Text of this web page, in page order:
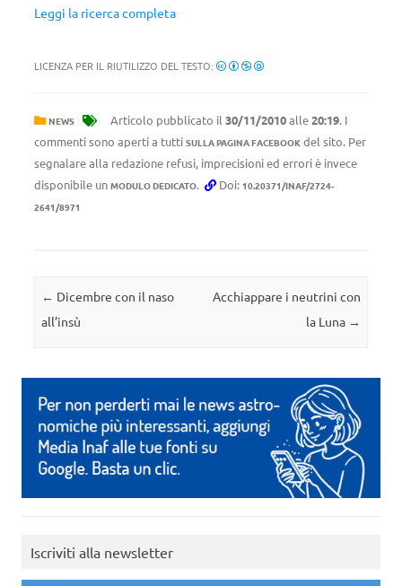
Leggi la ricerca completa
LICENZA PER IL RIUTILIZZO DEL TESTO:
NEWS Articolo pubblicato il 30/11/2010alle20:19. I
commenti sono aperti a tutti SULLA PAGINA FACEBOOK del sito. Per
segnalare alla redazione refusi, imprecisioni ed errori è invece
disponibile un MODULO DEDICATO. Doi: 10.20371/INAF/2724-
2641/8971
Navigazione articolo
← Dicembre con il naso
all’insù
Acchiappare i neutrini con
la Luna →
Iscriviti alla newsletter